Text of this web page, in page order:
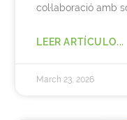
col·laboració amb
LEER ARTÍCULO...
March 23, 2026